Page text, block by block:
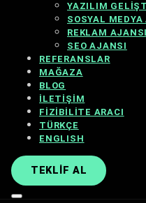
YAZILIM
SOSYAL
REKLAM AJANSI
SEO AJANSI
REFERANSLAR
MAĞAZA
BLOG
İLETIŞIM
FIZIBILITE ARACI
TÜRKÇE
ENGLISH
TEKLIF AL